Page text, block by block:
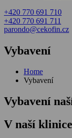
+420 770 691 710
+420 770 691 711
parondo@cekofin.cz
Vybavení
Home
Vybavení
Vybavení
V naší